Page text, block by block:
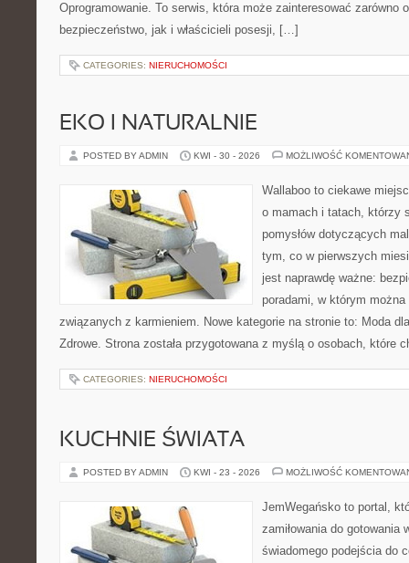
Oprogramowanie. To serwis, która może zainteresować zarówno
bezpieczeństwo, jak i właścicieli posesji, […]
CATEGORIES: NIERUCHOMOŚCI
EKO I NATURALNIE
POSTED BY ADMIN KWI - 30 - 2026 MOŻLIWOŚĆ
Wallaboo to ciekawe
o mamach i tatach, którzy
pomysłów dotyczących
tym, co w pierwszych
jest naprawdę ważne:
poradami, w którym
związanych z karmieniem. Nowe kategorie na stronie to: Moda
Zdrowe. Strona została przygotowana z myślą o osobach, które
CATEGORIES: NIERUCHOMOŚCI
KUCHNIE ŚWIATA
POSTED BY ADMIN KWI - 23 - 2026 MOŻLIWOŚĆ
JemWegańsko to portal,
zamiłowania do gotowania
świadomego podejścia do